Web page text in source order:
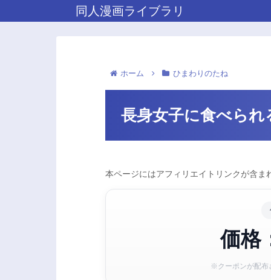
同人漫画ライブラリ
ホーム ひまわりのたね
長身女子に食べら
本ページにはアフィリエイトリンクが含
価格
※クーポンが配布